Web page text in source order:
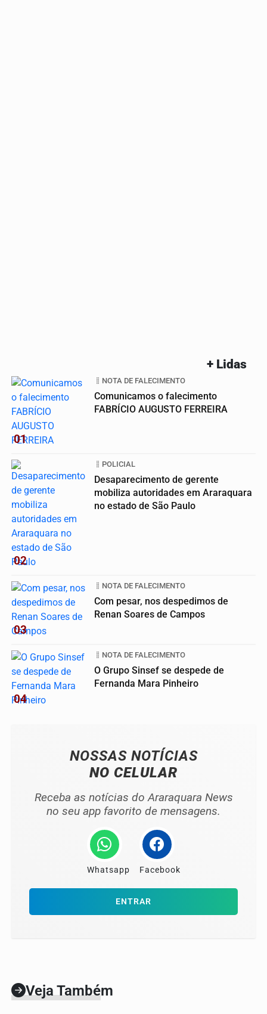
+ Lidas
01
NOTA DE FALECIMENTO
Comunicamos o falecimento
FABRÍCIO AUGUSTO FERREIRA
02
POLICIAL
Desaparecimento de gerente
mobiliza autoridades em Araraquara
no estado de São Paulo
03
NOTA DE FALECIMENTO
Com pesar, nos despedimos de
Renan Soares de Campos
04
NOTA DE FALECIMENTO
O Grupo Sinsef se despede de
Fernanda Mara Pinheiro
NOSSAS NOTÍCIAS
NO CELULAR
Receba as notícias do Araraquara News
no seu app favorito de mensagens.
Whatsapp Facebook
ENTRAR
Veja Também